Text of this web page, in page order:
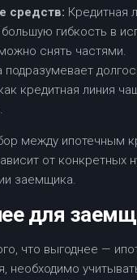
средств: Кредитная
гибкость в
снять частями.
подразумевает
кредитная линия
между ипотечным
от конкретных
заемщика.
для
что выгоднее —
необходимо